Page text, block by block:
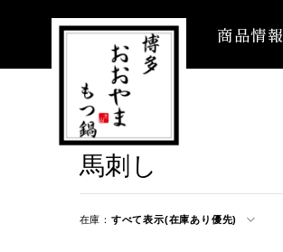
商品情報
馬刺し
在庫： すべて表示(在庫あり優先)